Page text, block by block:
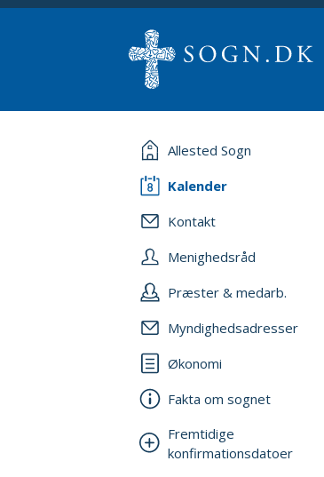
Allested Sogn
Kalender
Kontakt
Menighedsråd
Præster & medarb.
Myndighedsadresser
Økonomi
Fakta om sognet
Fremtidige
konfirmationsdatoer